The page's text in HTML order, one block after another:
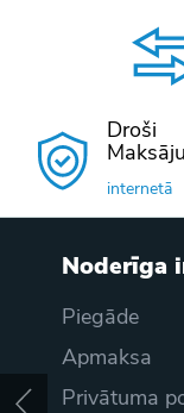
Droši
internetā
Noderīga
Piegāde
Apmaksa
Privātuma